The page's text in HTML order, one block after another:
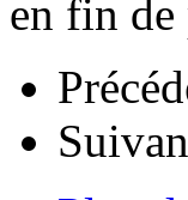
en fin de